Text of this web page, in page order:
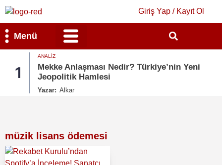
Giriş Yap / Kayıt Ol
Menü
1
ANALIZ
Mekke Anlaşması Nedir? Türkiye’nin Yeni
Jeopolitik Hamlesi
Yazar: Alkar
müzik lisans ödemesi